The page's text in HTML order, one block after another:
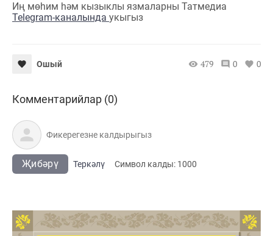
Иң мөһим һәм кызыклы язмаларны Татмедиа
Telegram-каналында укыгыз
Ошый 479 0 0
Комментарийлар (0)
Җибәрү Теркәлү Cимвол калды: 1000